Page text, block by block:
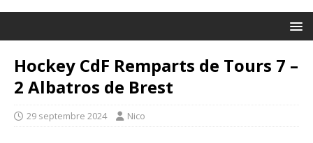
Hockey CdF Remparts de Tours 7 –
2 Albatros de Brest
29 septembre 2024 Nico